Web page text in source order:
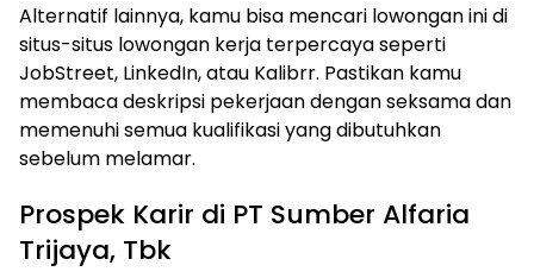
Alternatif lainnya, kamu bisa mencari lowongan ini di
situs-situs lowongan kerja terpercaya seperti
JobStreet, LinkedIn, atau Kalibrr. Pastikan kamu
membaca deskripsi pekerjaan dengan seksama dan
memenuhi semua kualifikasi yang dibutuhkan
sebelum melamar.
Prospek Karir di PT Sumber Alfaria
Trijaya, Tbk